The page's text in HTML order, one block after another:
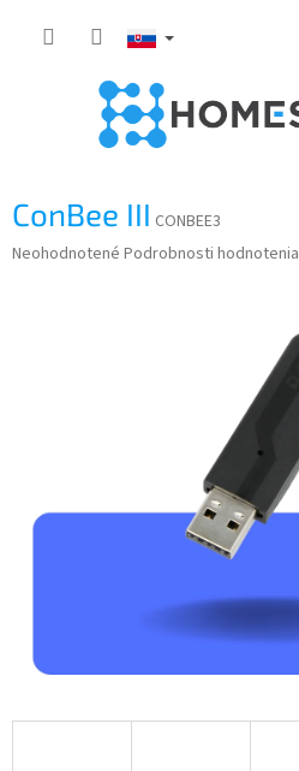
ConBee III CONBEE3
Priemerné
Neohodnotené Podrobnosti hodnotenia